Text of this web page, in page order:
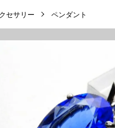
セサリー ペンダント